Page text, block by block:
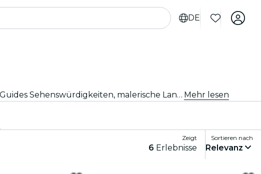
DE
Entdecke neue Abenteuer mit Tagesausflügen und Exkursionen ab Seattle. Erkunde mit erfahrenen Guides Sehenswürdigkeiten, malerische Landschaften und kulturelle Stätten in der Umgebung. Ein Tag voller Entdeckungen und Erlebnisse, perfekt für Reisende, die das Beste der Region kennenlernen möchten. Mehr lesen
Zeigt
6 Erlebnisse
Sortieren nach
Relevanz